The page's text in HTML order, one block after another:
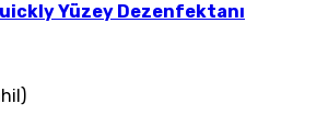
Yüzey Dezenfektanı